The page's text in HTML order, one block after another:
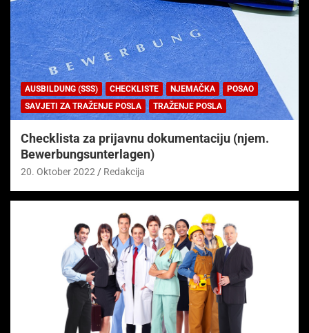
AUSBILDUNG (SSS) CHECKLISTE NJEMAČKA
POSAO
SAVJETI ZA TRAŽENJE POSLA
TRAŽENJE POSLA
Checklista za prijavnu dokumentaciju (njem.
Bewerbungsunterlagen)
20. Oktober 2022 Redakcija